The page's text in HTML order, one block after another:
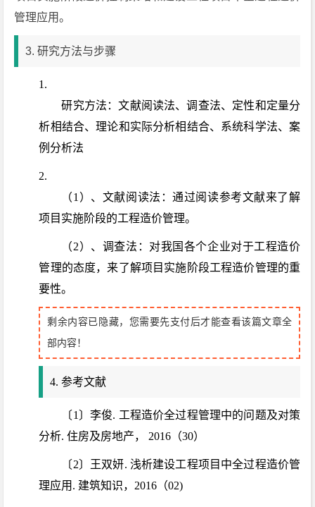
管理应用。
3. 研究方法与步骤
研究方法：文献阅读法、调查法、定性和定量分
析相结合、理论和实际分析相结合、系统科学法、案
例分析法
（1）、文献阅读法：通过阅读参考文献来了解
项目实施阶段的工程造价管理。
（2）、调查法：对我国各个企业对于工程造价
管理的态度，来了解项目实施阶段工程造价管理的重
要性。
剩余内容已隐藏，您需要先支付后才能查看该篇文章全
部内容！
4. 参考文献
〔1〕李俊. 工程造价全过程管理中的问题及对策
分析. 住房及房地产， 2016（30）
〔2〕王双妍. 浅析建设工程项目中全过程造价管
理应用. 建筑知识，2016（02)